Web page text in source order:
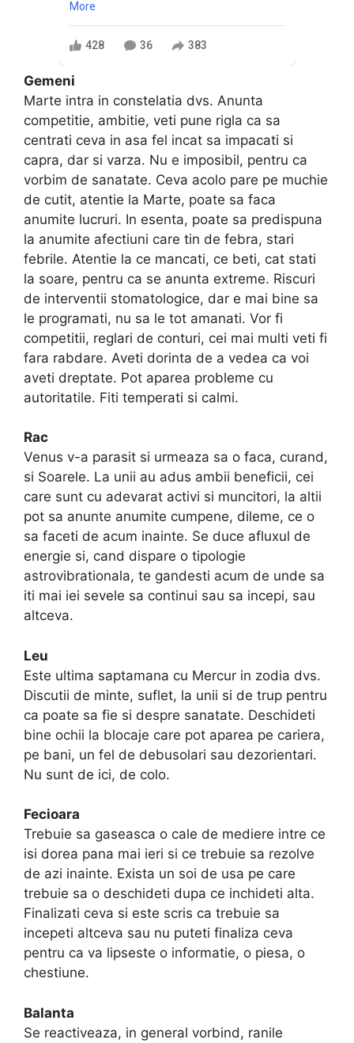
More
428 36 383
Gemeni
Marte intra in constelatia dvs. Anunta
competitie, ambitie, veti pune rigla ca sa
centrati ceva in asa fel incat sa impacati si
capra, dar si varza. Nu e imposibil, pentru ca
vorbim de sanatate. Ceva acolo pare pe muchie
de cutit, atentie la Marte, poate sa faca
anumite lucruri. In esenta, poate sa predispuna
la anumite afectiuni care tin de febra, stari
febrile. Atentie la ce mancati, ce beti, cat stati
la soare, pentru ca se anunta extreme. Riscuri
de interventii stomatologice, dar e mai bine sa
le programati, nu sa le tot amanati. Vor fi
competitii, reglari de conturi, cei mai multi veti fi
fara rabdare. Aveti dorinta de a vedea ca voi
aveti dreptate. Pot aparea probleme cu
autoritatile. Fiti temperati si calmi.
Rac
Venus v-a parasit si urmeaza sa o faca, curand,
si Soarele. La unii au adus ambii beneficii, cei
care sunt cu adevarat activi si muncitori, la altii
pot sa anunte anumite cumpene, dileme, ce o
sa faceti de acum inainte. Se duce afluxul de
energie si, cand dispare o tipologie
astrovibrationala, te gandesti acum de unde sa
iti mai iei sevele sa continui sau sa incepi, sau
altceva.
Leu
Este ultima saptamana cu Mercur in zodia dvs.
Discutii de minte, suflet, la unii si de trup pentru
ca poate sa fie si despre sanatate. Deschideti
bine ochii la blocaje care pot aparea pe cariera,
pe bani, un fel de debusolari sau dezorientari.
Nu sunt de ici, de colo.
Fecioara
Trebuie sa gaseasca o cale de mediere intre ce
isi dorea pana mai ieri si ce trebuie sa rezolve
de azi inainte. Exista un soi de usa pe care
trebuie sa o deschideti dupa ce inchideti alta.
Finalizati ceva si este scris ca trebuie sa
incepeti altceva sau nu puteti finaliza ceva
pentru ca va lipseste o informatie, o piesa, o
chestiune.
Balanta
Se reactiveaza, in general vorbind, ranile